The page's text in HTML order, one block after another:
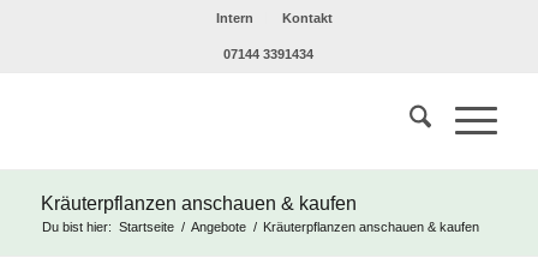
Intern Kontakt
07144 3391434
Kräuterpflanzen anschauen & kaufen
Du bist hier: Startseite / Angebote / Kräuterpflanzen anschauen & kaufen